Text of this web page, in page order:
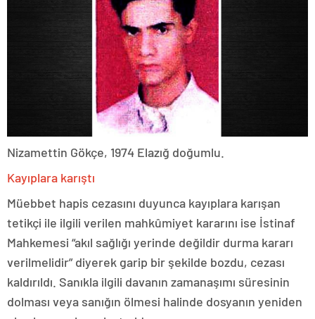
Nizamettin Gökçe, 1974 Elazığ doğumlu.
Kayıplara karıştı
Müebbet hapis cezasını duyunca kayıplara karışan
tetikçi ile ilgili verilen mahkûmiyet kararını ise İstinaf
Mahkemesi “akıl sağlığı yerinde değildir durma kararı
verilmelidir” diyerek garip bir şekilde bozdu, cezası
kaldırıldı. Sanıkla ilgili davanın zamanaşımı süresinin
dolması veya sanığın ölmesi halinde dosyanın yeniden